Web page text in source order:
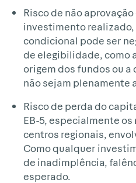
Risco de não
investimento realizado,
condicional pode ser
de elegibilidade, como
origem dos fundos ou a
não sejam plenamente
Risco de perda do
EB-5, especialmente
centros regionais,
Como qualquer
de inadimplência,
esperado.